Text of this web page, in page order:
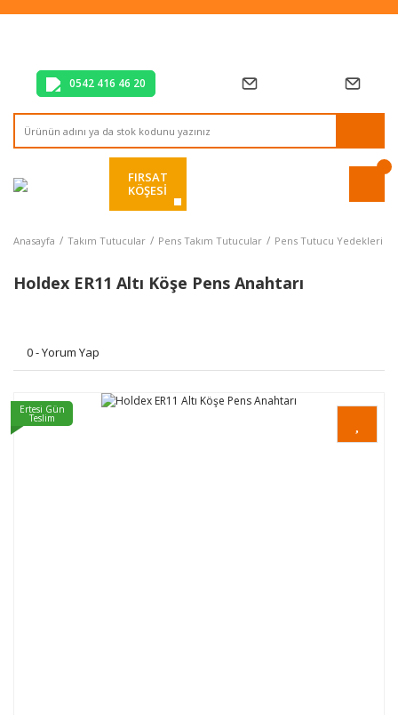
Tüm Alışverişlerde Vade Farksız 2 Taksit!
0542 416 46 20
FIRSAT
KÖŞESİ
Anasayfa Takım Tutucular Pens Takım Tutucular Pens Tutucu Yedekleri
Holdex ER11 Altı Köşe Pens Anahtarı
0 - Yorum Yap
Ertesi Gün
Teslim